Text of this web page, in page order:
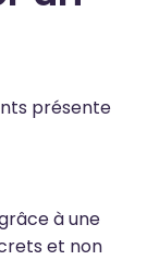
présente
à une
et non